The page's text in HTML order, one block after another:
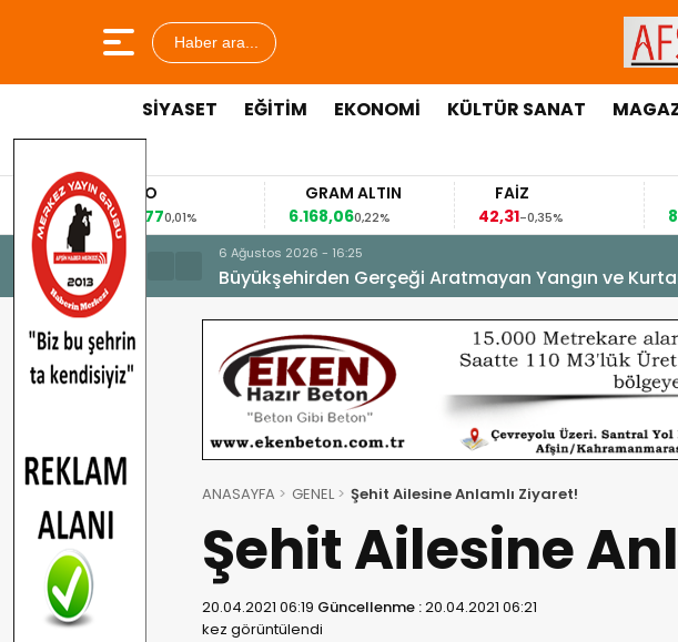
Haber ara...
SİYASET EĞİTİM EKONOMİ KÜLTÜR SANAT
EURO
53,84770,01%
GRAM ALTIN
6.168,060,22%
FAİZ
42,31-0,35%
6 Ağustos 2026 - 16:25
Büyükşehirden Gerçeği Aratmayan Yangın ve
ANASAYFA GENEL Şehit Ailesine Anlamlı Ziyaret!
Şehit Ailesine
20.04.2021 06:19 Güncellenme :20.04.2021 06:21
kez görüntülendi